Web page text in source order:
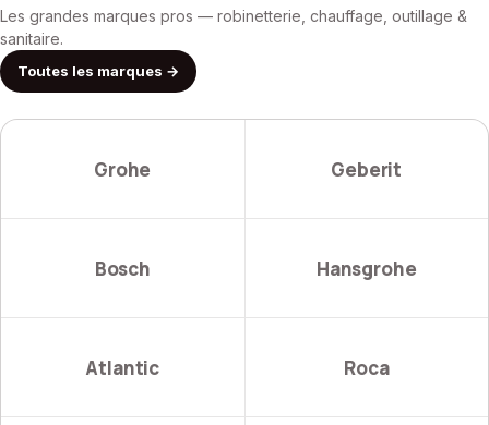
Les grandes marques pros — robinetterie, chauffage, outillage &
sanitaire.
Toutes les marques →
Grohe Geberit
Bosch Hansgrohe
Atlantic Roca